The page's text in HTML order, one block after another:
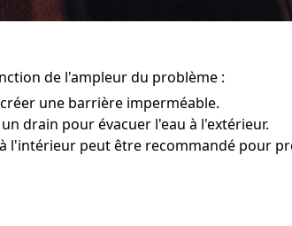
de l'ampleur du problème :
une barrière imperméable.
drain pour évacuer l'eau à l'extérieur.
l'intérieur peut être recommandé pour